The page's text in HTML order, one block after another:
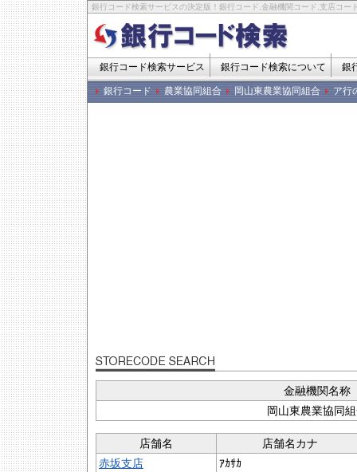
銀行コード検索サービスの決定版！銀行コード,金融機関コード,支店コー
銀行コード検索サービス 銀行コード検索について 銀
銀行コード 農業協同組合 岡山東農業協同組合 ア行
金融機関名称
岡山東農業協同
店舗名
店舗名カナ
赤坂支店
ｱｶｻｶ